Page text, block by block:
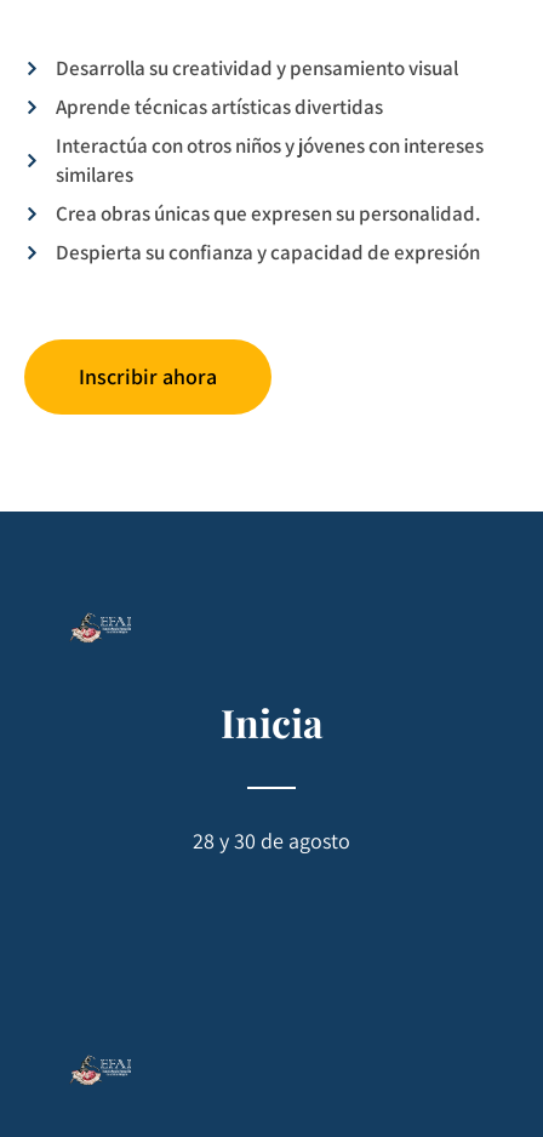
Desarrolla su creatividad y pensamiento visual
Aprende técnicas artísticas divertidas
Interactúa con otros niños y jóvenes con intereses
similares
Crea obras únicas que expresen su personalidad.
Despierta su confianza y capacidad de expresión
Inscribir ahora
Inicia
28 y 30 de agosto